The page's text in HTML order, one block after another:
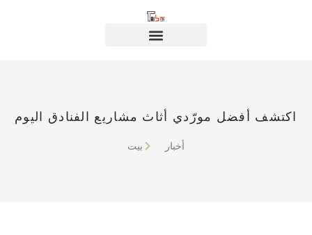
اكتشف أفضل مورّدي أثاث مشاريع الفنادق اليوم
بيت أخبار